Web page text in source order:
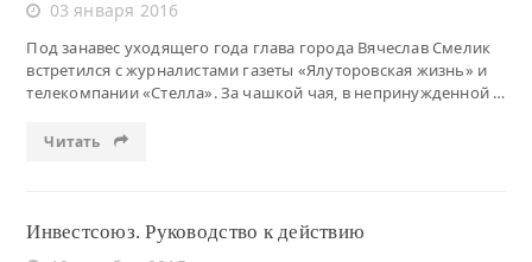
03 января 2016
Под занавес уходящего года глава города Вячеслав Смелик
встретился с журналистами газеты «Ялуторовская жизнь» и
телекомпании «Стелла». За чашкой чая, в непринужденной …
Читать
Инвестсоюз. Руководство к действию